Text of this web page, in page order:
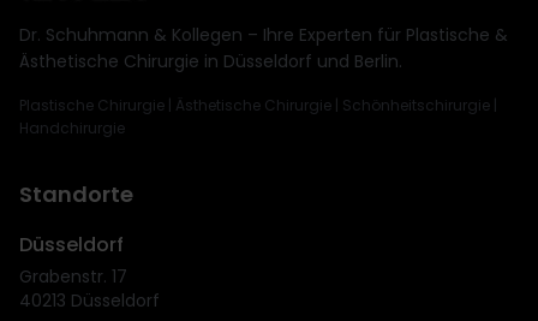
Dr. Schuhmann & Kollegen – Ihre Experten für Plastische &
Ästhetische Chirurgie in Düsseldorf und Berlin.
Plastische Chirurgie | Ästhetische Chirurgie | Schönheitschirurgie |
Handchirurgie
Standorte
Düsseldorf
Grabenstr. 17
40213 Düsseldorf